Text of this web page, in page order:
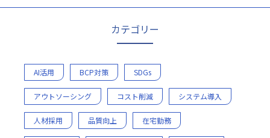
カテゴリー
AI活用 BCP対策 SDGs
アウトソーシング コスト削減 システム導入
人材採用 品質向上 在宅勤務